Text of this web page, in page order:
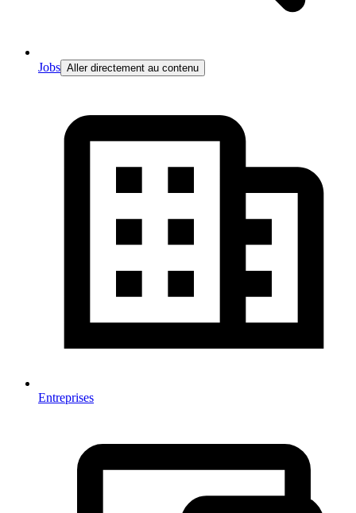
Jobs Aller directement au contenu
Entreprises